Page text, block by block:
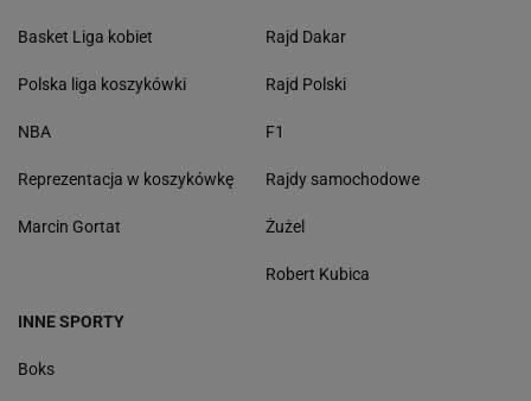
Basket Liga kobiet
Polska liga koszykówki
NBA
Reprezentacja w koszykówkę
Marcin Gortat
Rajd Dakar
Rajd Polski
F1
Rajdy samochodowe
Żużel
Robert Kubica
INNE SPORTY
Boks